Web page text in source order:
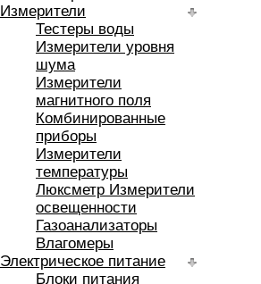
Измерители
Тестеры воды
Измерители уровня
шума
Измерители
магнитного поля
Комбинированные
приборы
Измерители
температуры
Люксметр Измерители
освещенности
Газоанализаторы
Влагомеры
Электрическое питание
Блоки питания